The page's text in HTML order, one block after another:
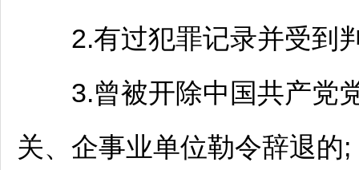
2.有过犯罪记录并受到判
3.曾被开除中国共产党党
关、企事业单位勒令辞退的;